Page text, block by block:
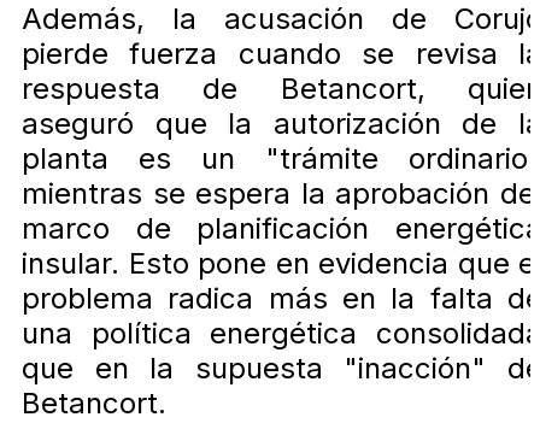
Además, la acusación de
pierde fuerza cuando se revisa
respuesta de Betancort,
aseguró que la autorización de
planta es un "trámite
mientras se espera la aprobación
marco de planificación
insular. Esto pone en evidencia que
problema radica más en la falta
una política energética
que en la supuesta "inacción"
Betancort.